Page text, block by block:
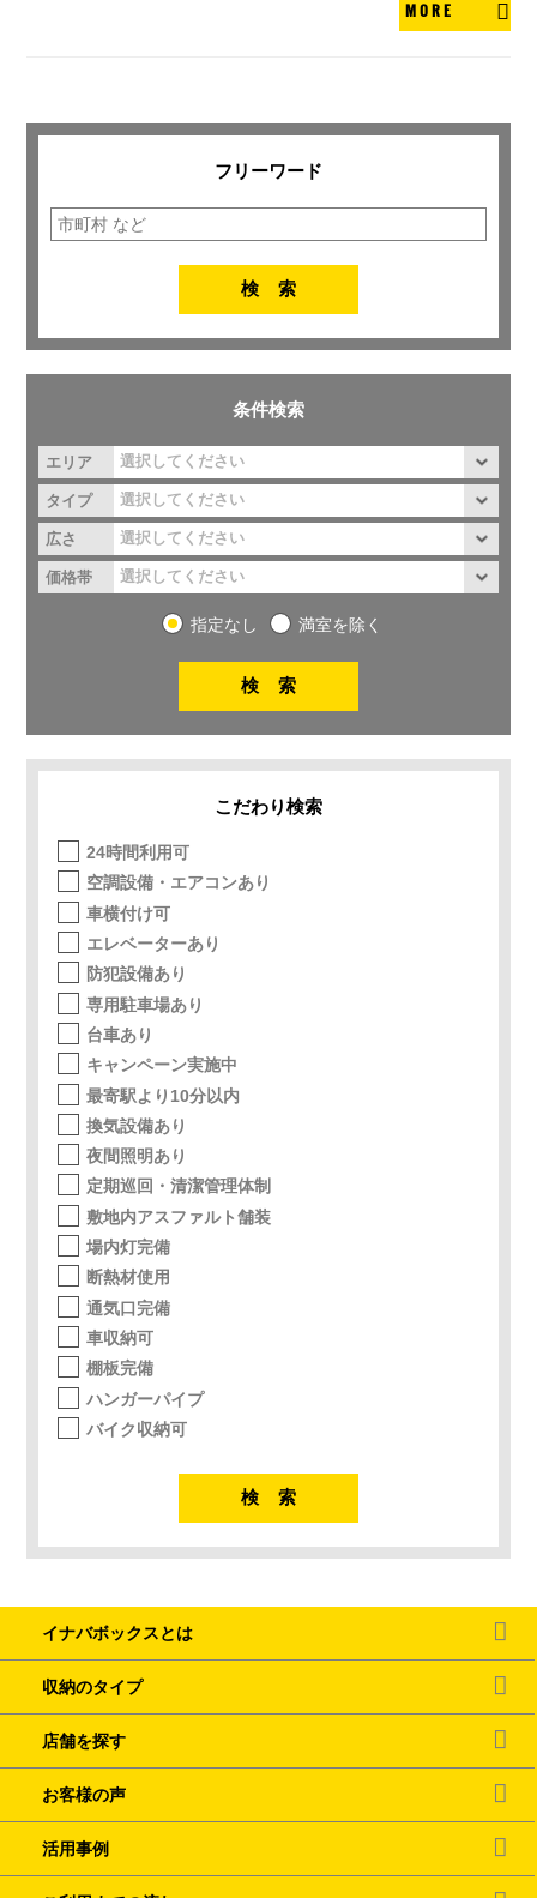
MORE
フリーワード
条件検索
エリア
タイプ
広さ
価格帯
指定なし 満室を除く
こだわり検索
24時間利用可
空調設備・エアコンあり
車横付け可
エレベーターあり
防犯設備あり
専用駐車場あり
台車あり
キャンペーン実施中
最寄駅より10分以内
換気設備あり
夜間照明あり
定期巡回・清潔管理体制
敷地内アスファルト舗装
場内灯完備
断熱材使用
通気口完備
車収納可
棚板完備
ハンガーパイプ
バイク収納可
イナバボックスとは
収納のタイプ
店舗を探す
お客様の声
活用事例